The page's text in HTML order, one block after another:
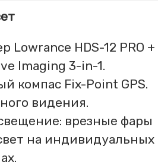
Lowrance HDS-12 PRO +
Imaging 3-in-1.
компас Fix-Point GPS.
видения.
врезные фары
на индивидуальных